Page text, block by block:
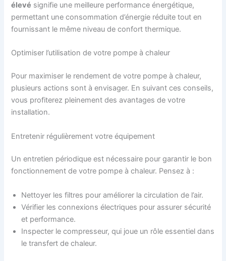
élevé signifie une meilleure performance énergétique,
permettant une consommation d’énergie réduite tout en
fournissant le même niveau de confort thermique.
Optimiser l’utilisation de votre pompe à chaleur
Pour maximiser le rendement de votre pompe à chaleur,
plusieurs actions sont à envisager. En suivant ces conseils,
vous profiterez pleinement des avantages de votre
installation.
Entretenir régulièrement votre équipement
Un entretien périodique est nécessaire pour garantir le bon
fonctionnement de votre pompe à chaleur. Pensez à :
Nettoyer les filtres pour améliorer la circulation de l’air.
Vérifier les connexions électriques pour assurer sécurité
et performance.
Inspecter le compresseur, qui joue un rôle essentiel dans
le transfert de chaleur.